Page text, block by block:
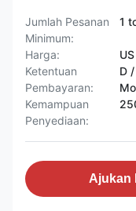
Jumlah Pesanan
Minimum:
1
Harga:
Ketentuan
Pembayaran:
D
Kemampuan
Penyediaan:
Ajukan